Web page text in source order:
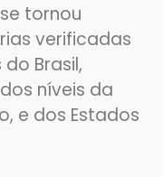
tornou
verificadas
Brasil,
níveis da
e dos Estados